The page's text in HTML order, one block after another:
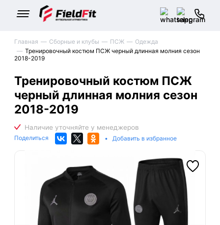
Главная Сборные и клубы ПСЖ
Одежда
Тренировочный костюм ПСЖ черный длинная молния сезон
2018-2019
Тренировочный костюм ПСЖ
черный длинная молния сезон
2018-2019
Поделиться • Добавить в избранное